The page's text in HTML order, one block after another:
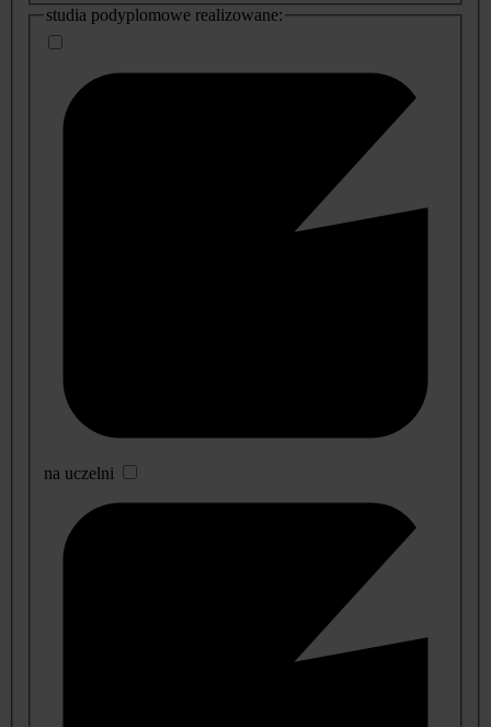
studia podyplomowe realizowane:
na uczelni